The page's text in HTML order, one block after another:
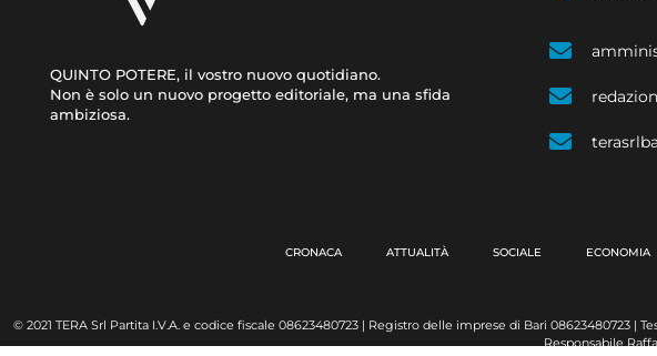
QUINTO POTERE, il vostro nuovo quotidiano.
Non è solo un nuovo progetto editoriale, ma una sfida
ambiziosa.
CRONACA ATTUALITÀ SOCIALE ECONOMIA
© 2021 TERA Srl Partita I.V.A. e codice fiscale 08623480723 | Registro delle imprese di Bari 08623480723 |
Responsabile